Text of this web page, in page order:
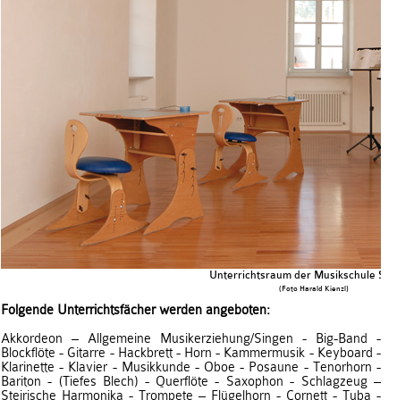
Unterrichtsraum der Musikschule Sterzing
(Foto Harald Kienzl)
Folgende Unterrichtsfächer werden angeboten:
Akkordeon – Allgemeine Musikerziehung/Singen - Big-Band -
Blockflöte - Gitarre - Hackbrett - Horn - Kammermusik - Keyboard -
Klarinette - Klavier - Musikkunde - Oboe - Posaune - Tenorhorn -
Bariton - (Tiefes Blech) - Querflöte - Saxophon - Schlagzeug –
Steirische Harmonika - Trompete – Flügelhorn - Cornett - Tuba -